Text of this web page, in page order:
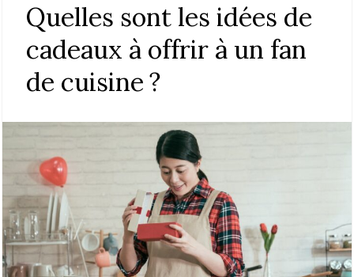
Quelles sont les idées de
cadeaux à offrir à un fan
de cuisine ?